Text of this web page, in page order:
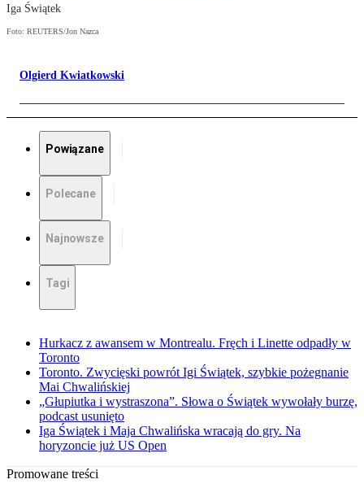
Iga Świątek
Foto: REUTERS/Jon Nazca
Olgierd Kwiatkowski
Powiązane
Polecane
Najnowsze
Tagi
Hurkacz z awansem w Montrealu. Fręch i Linette odpadły w
Toronto
Toronto. Zwycięski powrót Igi Świątek, szybkie pożegnanie
Mai Chwalińskiej
„Głupiutka i wystraszona”. Słowa o Świątek wywołały burzę,
podcast usunięto
Iga Świątek i Maja Chwalińska wracają do gry. Na
horyzoncie już US Open
Promowane treści